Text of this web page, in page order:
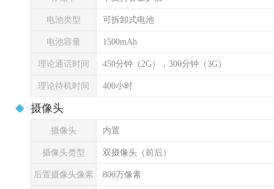
电池类型 可拆卸式电池
电池容量 1500mAh
理论通话时间 450分钟（2G），300分钟（3G）
理论待机时间 400小时
摄像头
摄像头 内置
摄像头类型 双摄像头（前后）
后置摄像头像素 800万像素